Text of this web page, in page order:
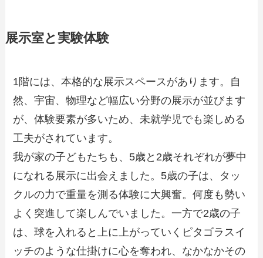
展示室と実験体験
1階には、本格的な展示スペースがあります。自
然、宇宙、物理など幅広い分野の展示が並びます
が、体験要素が多いため、未就学児でも楽しめる
工夫がされています。
我が家の子どもたちも、5歳と2歳それぞれが夢中
になれる展示に出会えました。5歳の子は、タッ
クルの力で重量を測る体験に大興奮。何度も勢い
よく突進して楽しんでいました。一方で2歳の子
は、球を入れると上に上がっていくピタゴラスイ
ッチのような仕掛けに心を奪われ、なかなかその